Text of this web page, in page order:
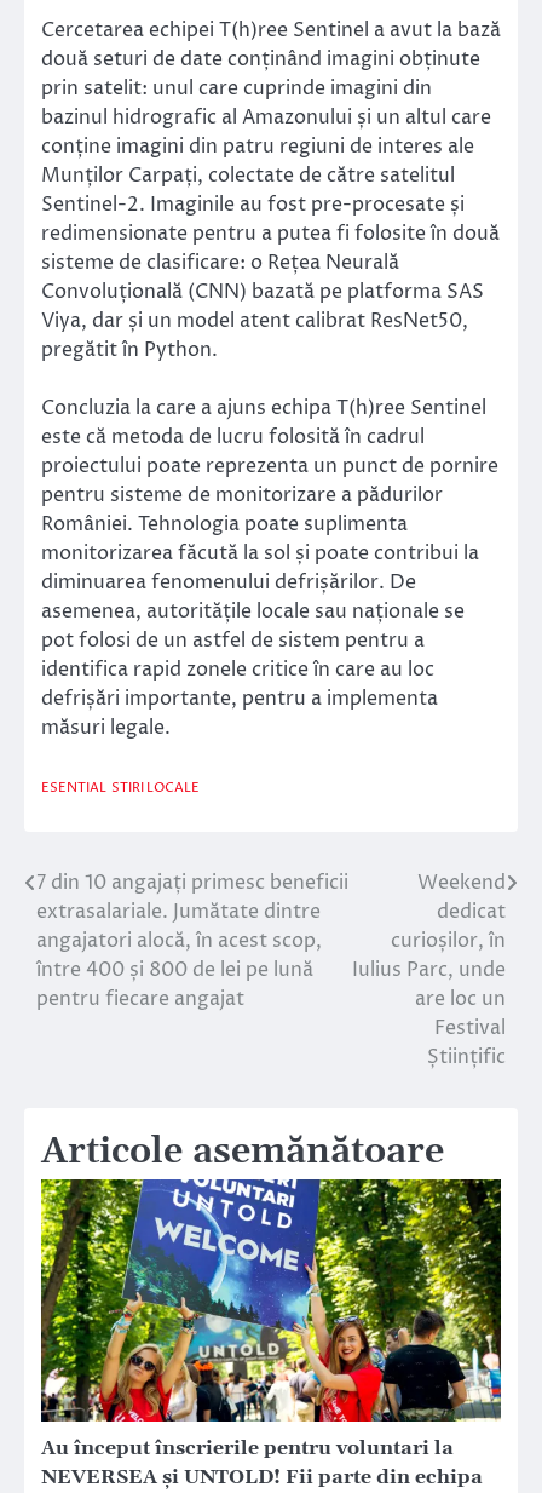
Cercetarea echipei T(h)ree Sentinel a avut la bază
două seturi de date conținând imagini obținute
prin satelit: unul care cuprinde imagini din
bazinul hidrografic al Amazonului și un altul care
conține imagini din patru regiuni de interes ale
Munților Carpați, colectate de către satelitul
Sentinel-2. Imaginile au fost pre-procesate și
redimensionate pentru a putea fi folosite în două
sisteme de clasificare: o Rețea Neurală
Convoluțională (CNN) bazată pe platforma SAS
Viya, dar și un model atent calibrat ResNet50,
pregătit în Python.
Concluzia la care a ajuns echipa T(h)ree Sentinel
este că metoda de lucru folosită în cadrul
proiectului poate reprezenta un punct de pornire
pentru sisteme de monitorizare a pădurilor
României. Tehnologia poate suplimenta
monitorizarea făcută la sol și poate contribui la
diminuarea fenomenului defrișărilor. De
asemenea, autoritățile locale sau naționale se
pot folosi de un astfel de sistem pentru a
identifica rapid zonele critice în care au loc
defrișări importante, pentru a implementa
măsuri legale.
ESENTIAL STIRI LOCALE
Navigare
în
articole
7 din 10 angajați primesc beneficii
extrasalariale. Jumătate dintre
angajatori alocă, în acest scop,
între 400 și 800 de lei pe lună
pentru fiecare angajat
Weekend
dedicat
curioșilor, în
Iulius Parc, unde
are loc un
Festival
Științific
Articole asemănătoare
Au început înscrierile pentru voluntari la
NEVERSEA și UNTOLD! Fii parte din echipa